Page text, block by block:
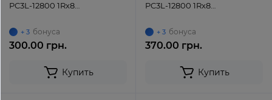
PC3L-12800 1Rx8
UDIMM non-ECC Unbuffered
+ 3 бонуса
300.00 грн.
Купить
PC3L-12800 1Rx8
Non-ECC Unbuffered
+ 3 бонуса
370.00 грн.
Купить